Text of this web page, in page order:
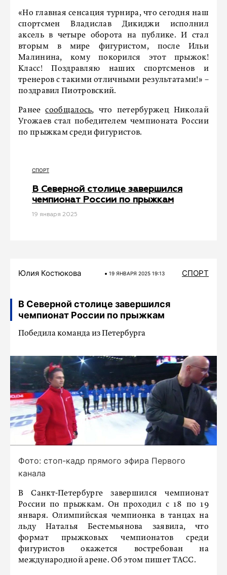
«Но главная сенсация турнира, что сегодня наш
спортсмен Владислав Дикиджи исполнил
аксель в четыре оборота на публике. И стал
вторым в мире фигуристом, после Ильи
Малинина, кому покорился этот прыжок!
Класс! Поздравляю наших спортсменов и
тренеров с такими отличными результатами!» –
поздравил Пиотровский.
Ранеесообщалось, что петербуржец Николай
Угожаев стал победителем чемпионата России
по прыжкам среди фигуристов.
СПОРТ
В Северной столице завершился
чемпионат России по прыжкам
19 января 2025
Юлия Костюкова 19 ЯНВАРЯ 2025 19:13 СПОРТ
В Северной столице завершился
чемпионат России по прыжкам
Победила команда из Петербурга
Фото: стоп-кадр прямого эфира Первого
канала
В Санкт-Петербурге завершился чемпионат
России по прыжкам. Он проходил с 18 по 19
января. Олимпийская чемпионка в танцах на
льду Наталья Бестемьянова заявила, что
формат прыжковых чемпионатов среди
фигуристов окажется востребован на
международной арене. Об этом пишет ТАСС.